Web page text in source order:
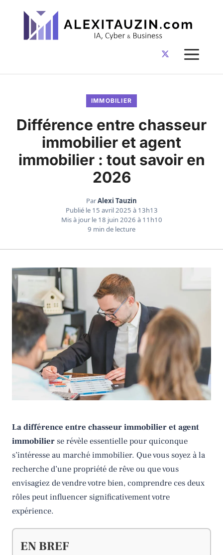
contenu
IMMOBILIER
Différence entre chasseur
immobilier et agent
immobilier : tout savoir en
2026
ParAlexi Tauzin
Publié le 15 avril 2025 à 13h13
Mis à jour le 18 juin 2026 à 11h10
9 min de lecture
La différence entre chasseur immobilier et agent
immobilier se révèle essentielle pour quiconque
s’intéresse au marché immobilier. Que vous soyez à la
recherche d’une propriété de rêve ou que vous
envisagiez de vendre votre bien, comprendre ces deux
rôles peut influencer significativement votre
expérience.
EN BREF